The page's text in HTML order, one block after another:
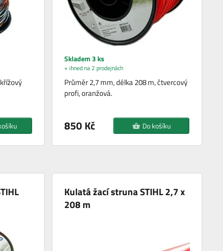
Skladem 3 ks
+ ihned na 2 prodejnách
Průměr 2,7 mm, délka 208 m, čtvercový
profi, oranžová.
850 Kč Do košíku
Kulatá žací struna STIHL 2,7 x
208 m